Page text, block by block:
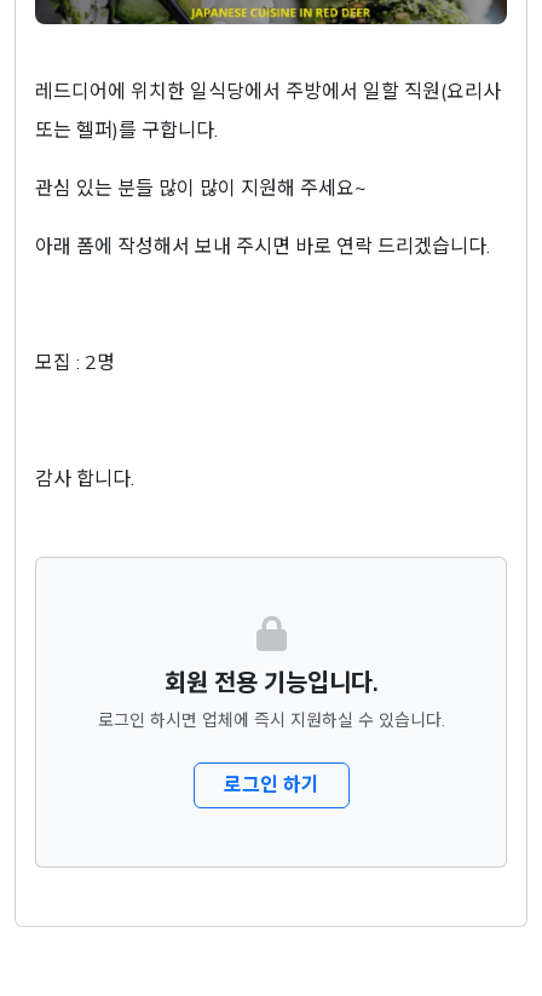
레드디어에 위치한 일식당에서 주방에서 일할 직원(요리사
또는 헬퍼)를 구합니다.
관심 있는 분들 많이 많이 지원해 주세요~
아래 폼에 작성해서 보내 주시면 바로 연락 드리겠습니다.
모집 : 2명
감사 합니다.
회원 전용 기능입니다.
로그인 하시면 업체에 즉시 지원하실 수 있습니다.
로그인 하기